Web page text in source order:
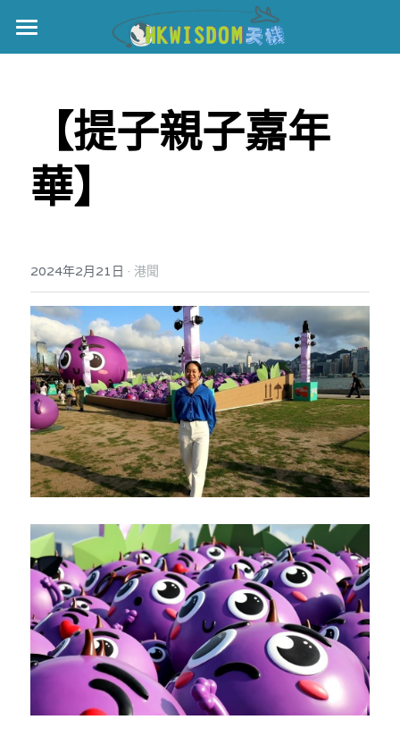
主頁
伊美戰爭
黎智英案
美西媒體謊言實錄
宏福‧革新
宏福苑聽證會
宏福火災正視聽
記錄．宏福苑火災
港聞
中國
國際
娛樂
反華推手你要知
反華推手懶人包
民主派騙案十式
反華推手起底
美西霸凌內幕
美西極權主義
真相直擊
KOL 專欄
林淑芳專欄
屈穎妍專欄
朱庭萱專欄
莫綺琪專欄
黃萬成專欄
絕密法庭檔案
醫院口岸爆炸案
屠龍小隊案
黎智英案審訊
支聯會案
生活
吃喝玩指南
休閒好介紹
親子
關於我們
人才招聘
投稿熱線
搜索
繁體中文
【提子親子嘉年
華】
2024年2月21日 · 港聞